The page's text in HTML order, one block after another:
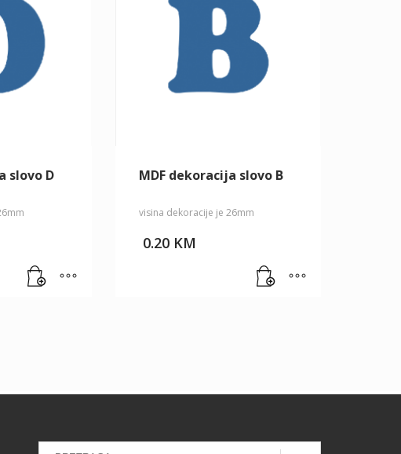
slovo D MDF dekoracija slovo B
visina dekoracije je 26mm
0.20 KM